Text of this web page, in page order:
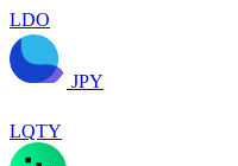
LDO
JPY
LQTY